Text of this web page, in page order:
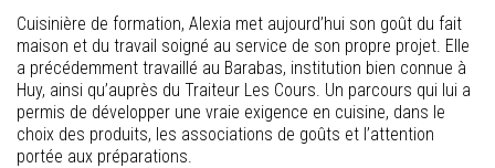
Cuisinière de formation, Alexia met aujourd’hui son goût du fait
maison et du travail soigné au service de son propre projet. Elle
a précédemment travaillé au Barabas, institution bien connue à
Huy, ainsi qu’auprès du Traiteur Les Cours. Un parcours qui lui a
permis de développer une vraie exigence en cuisine, dans le
choix des produits, les associations de goûts et l’attention
portée aux préparations.